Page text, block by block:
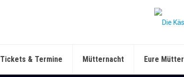
Tickets & Termine Mütternacht Eure Mütter